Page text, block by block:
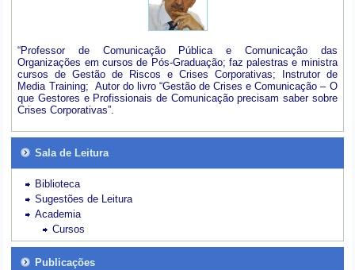
“Professor de Comunicação Pública e Comunicação das
Organizações em cursos de Pós-Graduação; faz palestras e ministra
cursos de Gestão de Riscos e Crises Corporativas; Instrutor de
Media Training; Autor do livro “Gestão de Crises e Comunicação – O
que Gestores e Profissionais de Comunicação precisam saber sobre
Crises Corporativas”.
Sala de Leitura
Biblioteca
Sugestões de Leitura
Academia
Cursos
Publicações